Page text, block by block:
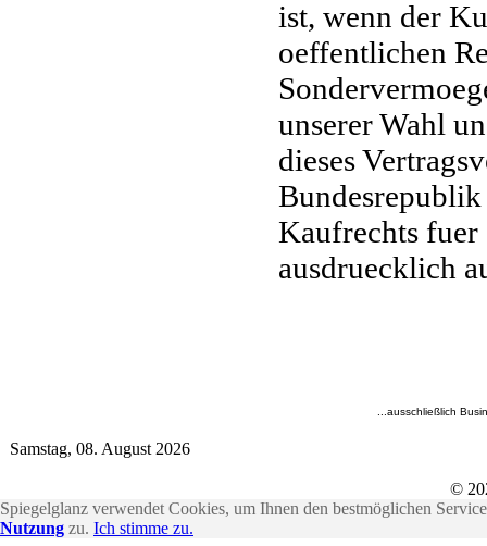
ist, wenn der
oeffentlichen
unserer Wahl
dieses
Kaufrechts fuer
ausdruecklich
...ausschließlich
Samstag, 08. August 2026
©
Spiegelglanz verwendet Cookies, um Ihnen den bestmöglichen
Nutzung zu. Ich stimme zu.